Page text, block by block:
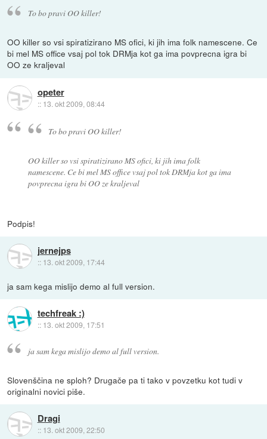
To bo pravi OO killer!
OO killer so vsi spiratizirano MS ofici, ki jih ima folk namescene. Ce
bi mel MS office vsaj pol tok DRMja kot ga ima povprecna igra bi
OO ze kraljeval
opeter
:: 13. okt 2009, 08:44
To bo pravi OO killer!
OO killer so vsi spiratizirano MS ofici, ki jih ima folk
namescene. Ce bi mel MS office vsaj pol tok DRMja kot ga ima
povprecna igra bi OO ze kraljeval
Podpis!
jernejps
:: 13. okt 2009, 17:44
ja sam kega mislijo demo al full version.
techfreak :)
:: 13. okt 2009, 17:51
ja sam kega mislijo demo al full version.
Slovenščina ne sploh? Drugače pa ti tako v povzetku kot tudi v
originalni novici piše.
Dragi
:: 13. okt 2009, 22:50